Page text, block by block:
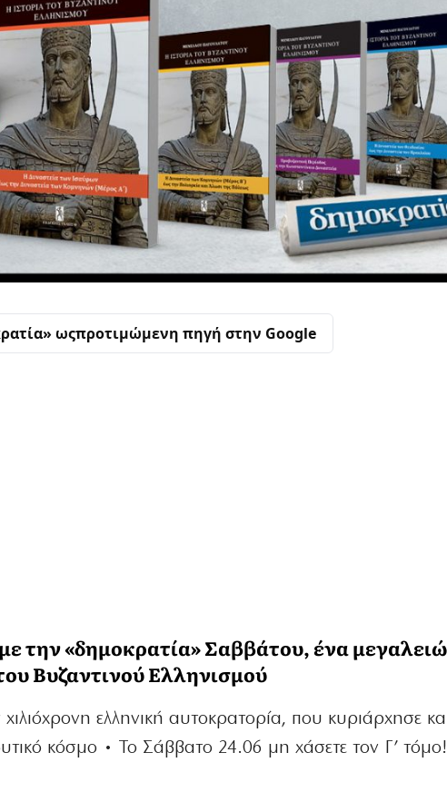
ωςπροτιμώμενη πηγή στην Google
την «δημοκρατία» Σαββάτου, ένα
Βυζαντινού Ελληνισμού
ελληνική αυτοκρατορία, που κυριάρχησε
κόσμο • Το Σάββατο 24.06 μη χάσετε τον Γ’